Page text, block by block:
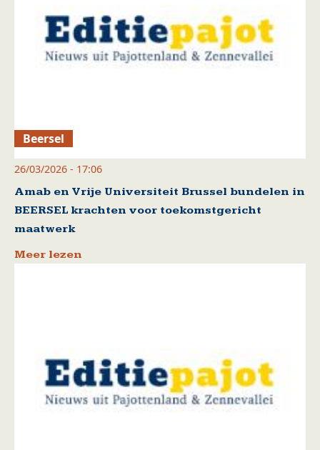
Beersel
26/03/2026 - 17:06
Amab en Vrije Universiteit Brussel bundelen in
BEERSEL krachten voor toekomstgericht
maatwerk
Meer lezen